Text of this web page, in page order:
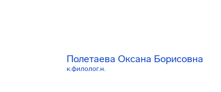
Полетаева Оксана Борисовна
к.филолог.н.